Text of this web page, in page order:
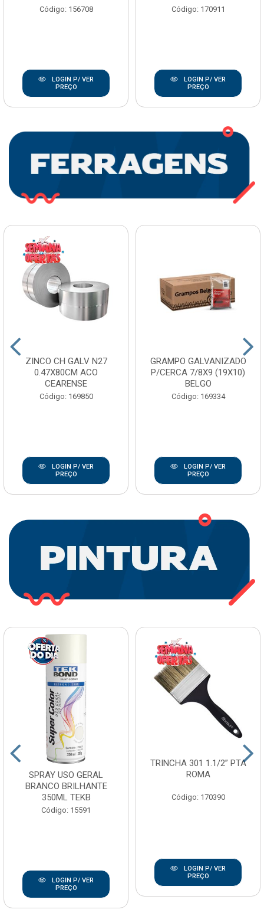
Código: 156708
LOGIN P/ VER
PREÇO
Código: 170911
LOGIN P/ VER
PREÇO
ZINCO CH GALV N27
0.47X80CM ACO
CEARENSE
Código: 169850
LOGIN P/ VER
PREÇO
GRAMPO GALVANIZADO
P/CERCA 7/8X9 (19X10)
BELGO
Código: 169334
LOGIN P/ VER
PREÇO
SPRAY USO GERAL
BRANCO BRILHANTE
350ML TEKB
Código: 15591
LOGIN P/ VER
PREÇO
TRINCHA 301 1.1/2” PTA
ROMA
Código: 170390
LOGIN P/ VER
PREÇO